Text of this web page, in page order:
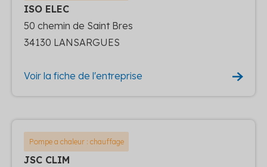
ISO ELEC
50 chemin de Saint Bres
34130 LANSARGUES
Voir la fiche de l'entreprise
Pompe a chaleur : chauffage
JSC CLIM